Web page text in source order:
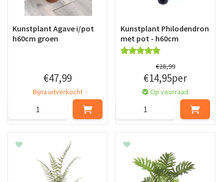
Kunstplant Agave i/pot
h60cm groen
€47,99
Bijna uitverkocht
Kunstplant Philodendron
met pot - h60cm
€28,99
€14,95per
Op voorraad